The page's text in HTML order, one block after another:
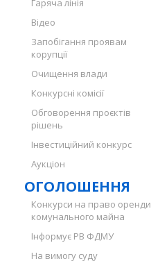
Гаряча лінія
Відео
Запобігання проявам
корупції
Очищення влади
Конкурсні комісії
Обговорення проєктів
рішень
Інвестиційний конкурс
Аукціон
ОГОЛОШЕННЯ
Конкурси на право оренди
комунального майна
Інформує РВ ФДМУ
На вимогу суду